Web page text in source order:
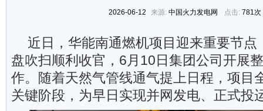
2026-06-12 来源: 中国火力发电网 点击: 781次
近日，华能南通燃机项目迎来重要节点
盘吹扫顺利收官，6月10日集团公司开展
作。随着天然气管线通气提上日程，项目
关键阶段，为早日实现并网发电、正式投